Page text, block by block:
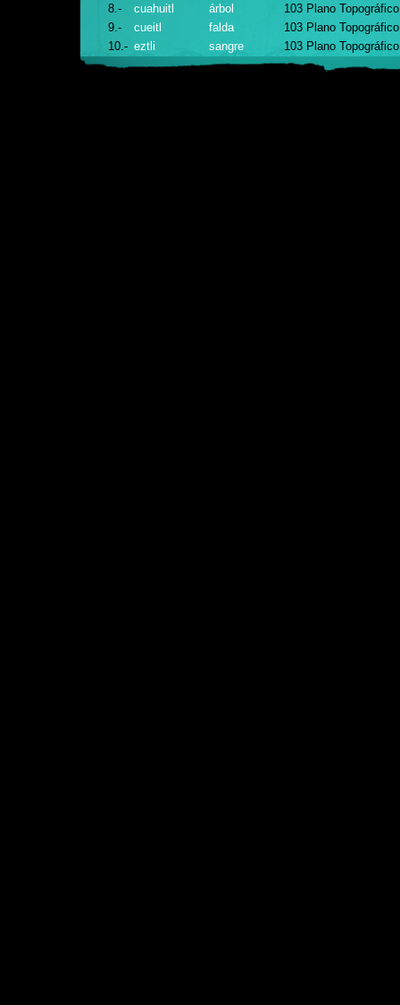
8.-
cuahuitl árbol
103 Plano
9.-
cueitl falda
103 Plano
10.- eztli sangre 103 Plano